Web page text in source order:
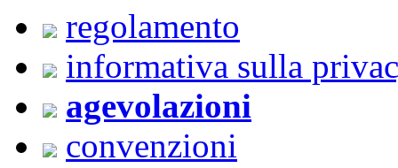
regolamento
informativa sulla
agevolazioni
convenzioni